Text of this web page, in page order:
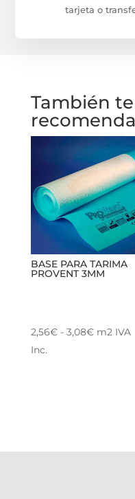
tarjeta o
También te
BASE PARA TARIMA
PROVENT 3MM
2,56€ - 3,08€Rango
m2 IVA
Inc.